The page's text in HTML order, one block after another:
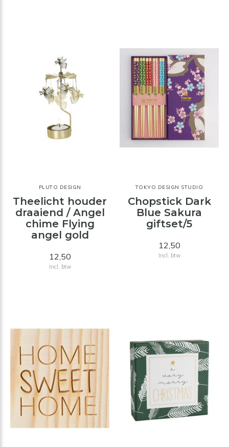
PLUTO DESIGN
Theelicht houder
draaiend / Angel
chime Flying
angel gold
12,50
Incl. btw
TOKYO DESIGN STUDIO
Chopstick Dark
Blue Sakura
giftset/5
12,50
Incl. btw